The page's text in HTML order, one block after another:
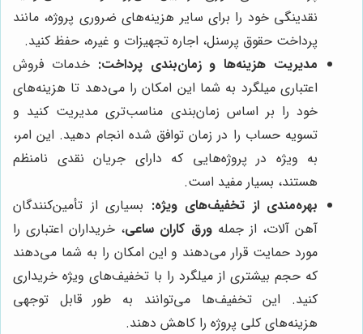
نقدینگی خود را برای سایر هزینه‌های ضروری پروژه، مانند
پرداخت حقوق پرسنل، اجاره تجهیزات و غیره، حفظ کنید.
مدیریت هزینه‌ها و زمان‌بندی پرداخت: خدمات فروش
اعتباری میلگرد به شما این امکان را می‌دهد تا هزینه‌های
خود را بر اساس زمان‌بندی مناسب‌تری مدیریت کنید و
تسویه حساب را در زمان توافق شده انجام دهید. این امر،
به ویژه در پروژه‌هایی که دارای جریان نقدی نامنظم
هستند، بسیار مفید است.
بهره‌مندی از تخفیف‌های ویژه: بسیاری از تأمین‌کنندگان
آهن آلات، از جملهورق کاران ساعی، خریداران اعتباری را
مورد حمایت قرار می‌دهند و این امکان را به شما می‌دهند
که حجم بیشتری از میلگرد را با تخفیف‌های ویژه خریداری
کنید. این تخفیف‌ها می‌توانند به طور قابل توجهی
هزینه‌های کلی پروژه را کاهش دهند.